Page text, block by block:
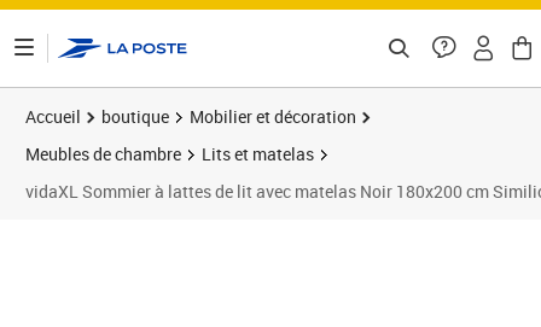
Accueil boutique
Mobilier et décoration
Meubles de chambre
Lits et matelas
vidaXL Sommier à lattes de lit avec matelas Noir 180x200 cm